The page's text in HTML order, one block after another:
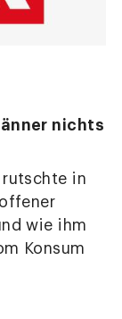
nichts
rutschte in
wie ihm
Konsum